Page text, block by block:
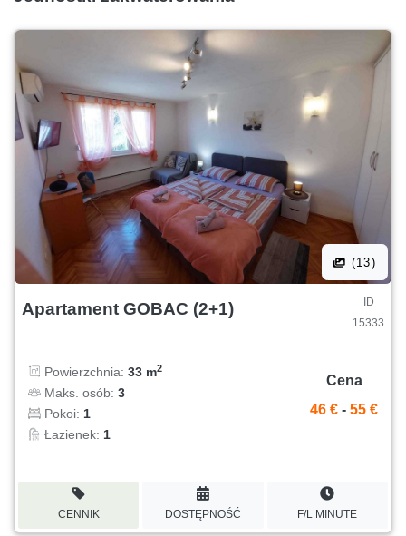
(13)
Apartament GOBAC (2+1)
ID
15333
Powierzchnia: 33 m2
Maks. osób: 3
Pokoi: 1
Łazienek: 1
Cena
46 € - 55 €
CENNIK DOSTĘPNOŚĆ F/L MINUTE